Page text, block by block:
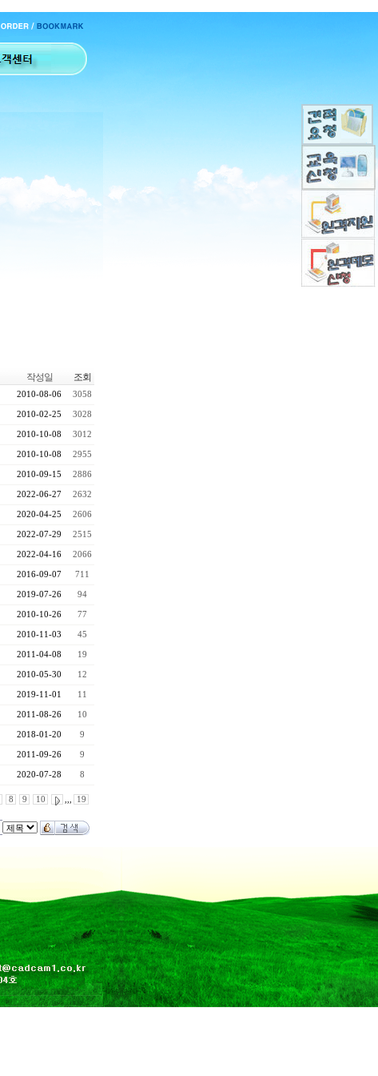
작성일 조회
2010-08-06 3058
2010-02-25 3028
2010-10-08 3012
2010-10-08 2955
2010-09-15 2886
2022-06-27 2632
2020-04-25 2606
2022-07-29 2515
2022-04-16 2066
2016-09-07 711
2019-07-26 94
2010-10-26 77
2010-11-03 45
2011-04-08 19
2010-05-30 12
2019-11-01 11
2011-08-26 10
2018-01-20 9
2011-09-26 9
2020-07-28 8
8 9 10 ,,, 19